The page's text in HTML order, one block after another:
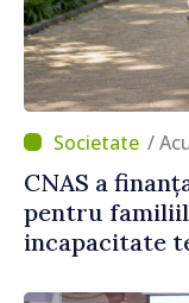
/
CNAS a
pentru
incapacitate